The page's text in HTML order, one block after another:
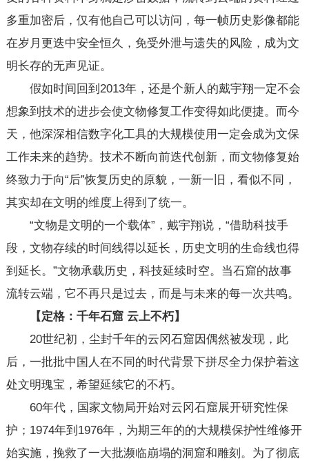
多重加密后，仅有他自己可以访问，每一帧历史影像都能
在岁月更迭中安全恒久，免受外泄与遗失的风险，成为文
明长存的无声见证。
假如时间回到2013年，还是个新人的戴宇翔一定不会
想象到技术的进步会使文物修复工作变得如此便捷。而今
天，他深深相信数字化工具的大规模使用一定会成为文保
工作未来的趋势。技术不断向前迭代创新，而文物修复始
终致力于向“后”恢复历史的原貌，一新一旧，看似不同，
其实却在文明的维度上得到了统一。
“文物是文明的一个载体”，戴宇翔说，“借助科技手
段，文物存续的时间线得以延长，历史文明的生命线也得
到延长。”文物承载历史，科技延续时空。当石窟的故事
流转云端，它不再只是过去，而是与未来的每一次共鸣。
【定格：千年石窟 云上不朽】
20世纪初，尘封千年的云冈石窟因偶然被发现，此
后，一批批中国人在不同的时代背景下拼尽全力保护着这
处文明瑰宝，希望延续它的不朽。
60年代，国家文物局开始对云冈石窟展开研究性保
护；1974年到1976年，为期三年的的大规模保护性维修开
始实施，挽救了一大批濒临崩塌的洞窟和雕刻。为了彻底